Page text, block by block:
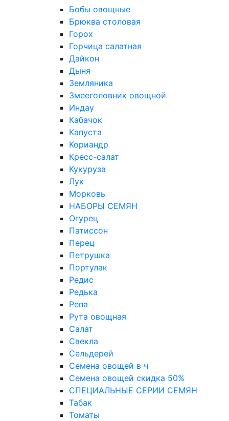
Бобы овощные
Брюква столовая
Горох
Горчица салатная
Дайкон
Дыня
Земляника
Змееголовник овощной
Индау
Кабачок
Капуста
Кориандр
Кресс-салат
Кукуруза
Лук
Морковь
НАБОРЫ СЕМЯН
Огурец
Патиссон
Перец
Петрушка
Портулак
Редис
Редька
Репа
Рута овощная
Салат
Свекла
Сельдерей
Семена овощей в ч
Семена овощей скидка 50%
СПЕЦИАЛЬНЫЕ СЕРИИ СЕМЯН
Табак
Томаты